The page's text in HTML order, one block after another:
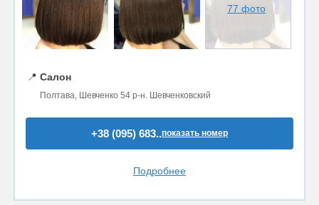
77 фото
📍 Салон
Полтава, Шевченко 54 р-н. Шевченковский
+38 (095) 683..показать номер
Подробнее